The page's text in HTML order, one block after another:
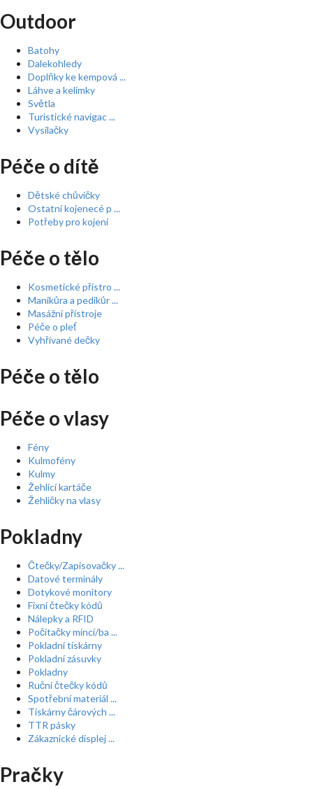
Outdoor
Batohy
Dalekohledy
Doplňky ke kempová ...
Láhve a kelímky
Světla
Turistické navigac ...
Vysílačky
Péče o dítě
Dětské chůvičky
Ostatní kojenecé p ...
Potřeby pro kojení
Péče o tělo
Kosmetické přístro ...
Manikůra a pedikůr ...
Masážní přístroje
Péče o pleť
Vyhřívané dečky
Péče o tělo
Péče o vlasy
Fény
Kulmofény
Kulmy
Žehlící kartáče
Žehličky na vlasy
Pokladny
Čtečky/Zapisovačky ...
Datové terminály
Dotykové monitory
Fixní čtečky kódů
Nálepky a RFID
Počítačky mincí/ba ...
Pokladní tiskárny
Pokladní zásuvky
Pokladny
Ruční čtečky kódů
Spotřební materiál ...
Tiskárny čárových ...
TTR pásky
Zákaznické displej ...
Pračky